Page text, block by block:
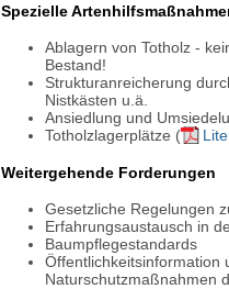
Spezielle
Ablagern von Totholz -
Bestand!
Strukturanreicherung
Nistkästen u.ä.
Ansiedlung und
Totholzlagerplätze (
Weitergehende Forderungen
Gesetzliche Regelungen
Erfahrungsaustausch in
Baumpflegestandards
Öffentlichkeitsinformation
Naturschutzmaßnahmen